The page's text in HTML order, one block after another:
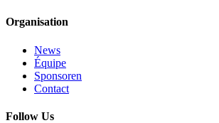
Organisation
News
Équipe
Sponsoren
Contact
Follow Us